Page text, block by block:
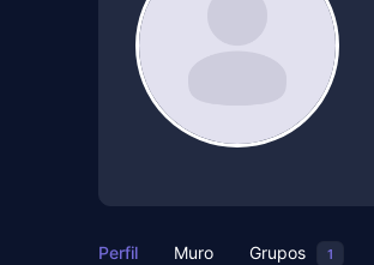
Perfil Muro Grupos 1